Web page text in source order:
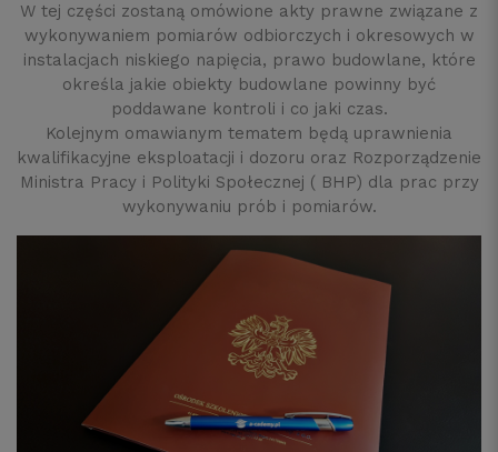
W tej części zostaną omówione akty prawne związane z
wykonywaniem pomiarów odbiorczych i okresowych w
instalacjach niskiego napięcia, prawo budowlane, które
określa jakie obiekty budowlane powinny być
poddawane kontroli i co jaki czas.
Kolejnym omawianym tematem będą uprawnienia
kwalifikacyjne eksploatacji i dozoru oraz Rozporządzenie
Ministra Pracy i Polityki Społecznej ( BHP) dla prac przy
wykonywaniu prób i pomiarów.